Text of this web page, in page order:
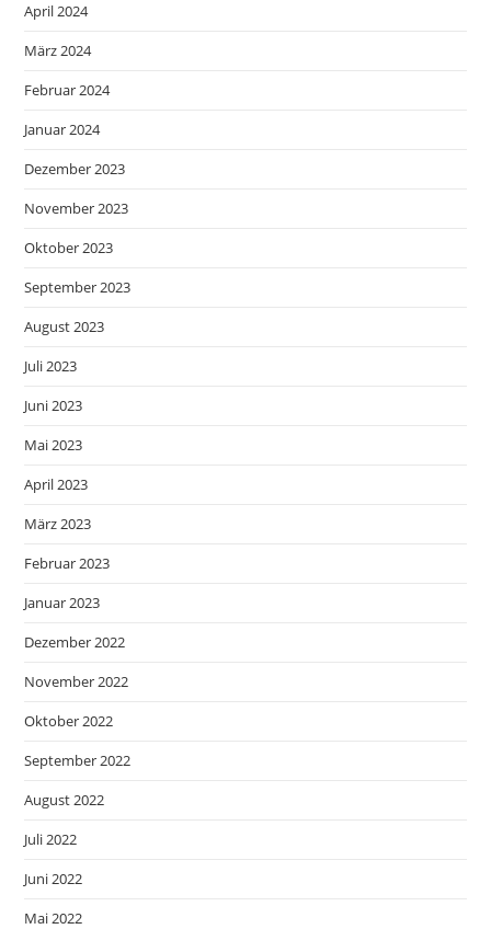
April 2024
März 2024
Februar 2024
Januar 2024
Dezember 2023
November 2023
Oktober 2023
September 2023
August 2023
Juli 2023
Juni 2023
Mai 2023
April 2023
März 2023
Februar 2023
Januar 2023
Dezember 2022
November 2022
Oktober 2022
September 2022
August 2022
Juli 2022
Juni 2022
Mai 2022